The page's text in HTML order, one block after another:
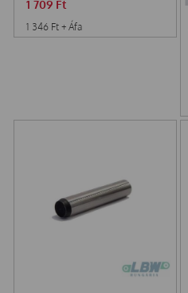
1 709 Ft
1 346 Ft + Áfa